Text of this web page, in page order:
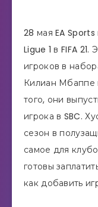
28 мая EA
Ligue 1 в FIFA
игроков в
Килиан
того, они
игрока в SBC.
сезон в
самое для
готовы
как добавить